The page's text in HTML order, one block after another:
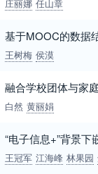
庄丽娜 任山章
基于MOOC的数据
王树梅 侯漠
融合学校团体与家
白然 黄丽娟
“电子信息+”背景
王冠军 江海峰 林果园